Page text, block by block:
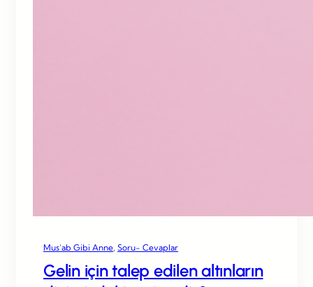
Mus’ab Gibi Anne Soru- Cevaplar
Gelin için talep edilen altınların